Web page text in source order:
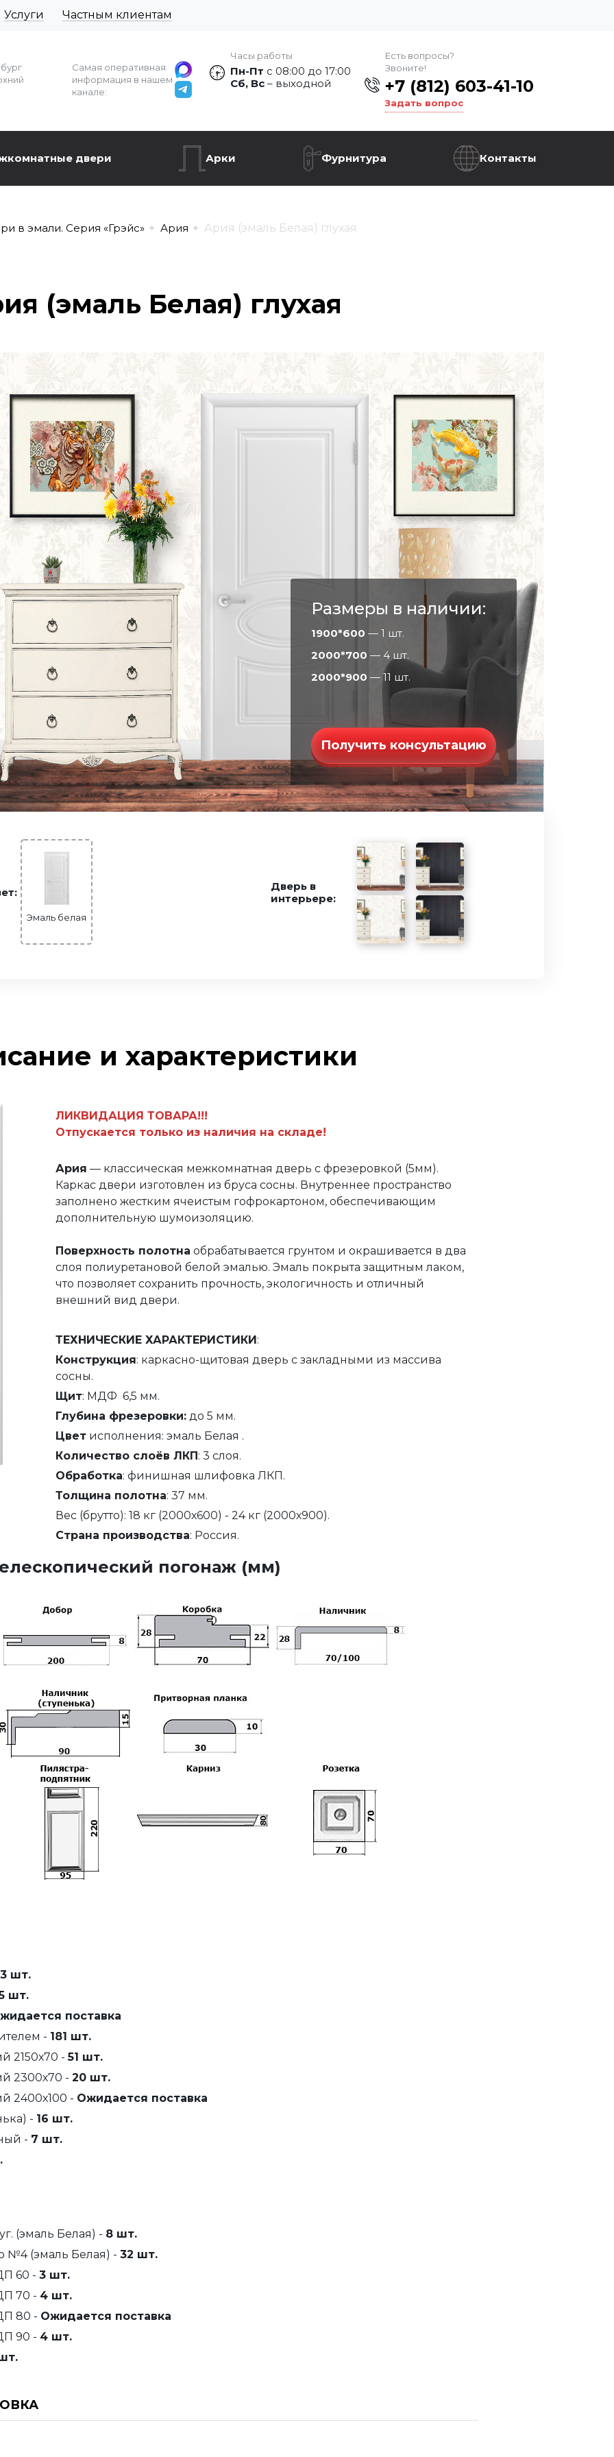
Услуги Частным клиентам
Самая оперативная
информация в нашем
канале:
Часы работы
Пн-Пт с 08:00 до 17:00
Сб, Вс – выходной
Есть вопросы?
Звоните!
+7 (812) 603-41-10
Задать вопрос
двери Арки Фурнитура Контакты
в эмали. Серия «Грэйс» Ария Ария (эмаль Белая) глухая
(эмаль Белая) глухая
Размеры в наличии:
1900*600 — 1 шт.
2000*700 — 4 шт.
2000*900 — 11 шт.
Получить консультацию
Эмаль белая
Дверь в
интерьере:
и характеристики
ЛИКВИДАЦИЯ ТОВАРА!!!
Отпускается только из наличия на складе!
Ария — классическая межкомнатная дверь с фрезеровкой (5мм).
Каркас двери изготовлен из бруса сосны. Внутреннее пространство
заполнено жестким ячеистым гофрокартоном, обеспечивающим
дополнительную шумоизоляцию.
Поверхность полотна обрабатывается грунтом и окрашивается в два
слоя полиуретановой белой эмалью. Эмаль покрыта защитным лаком,
что позволяет сохранить прочность, экологичность и отличный
внешний вид двери.
ТЕХНИЧЕСКИЕ ХАРАКТЕРИСТИКИ:
Конструкция: каркасно-щитовая дверь с закладными из массива
сосны.
Щит: МДФ 6,5 мм.
Глубина фрезеровки:до 5 мм.
Цветисполнения: эмаль Белая .
Количество слоёв ЛКП: 3 слоя.
Обработка: финишная шлифовка ЛКП.
Толщина полотна: 37 мм.
Вес (брутто): 18 кг (2000х600) - 24 кг (2000х900).
Страна производства: Россия.
погонаж (мм)
шт.
шт.
поставка
- 181 шт.
2150х70 -51 шт.
2300х70 - 20 шт.
2400х100 - Ожидается поставка
- 16 шт.
- 7 шт.
(эмаль Белая) - 8 шт.
№4 (эмаль Белая) - 32 шт.
60 - 3 шт.
70 - 4 шт.
80 - Ожидается поставка
90 - 4 шт.